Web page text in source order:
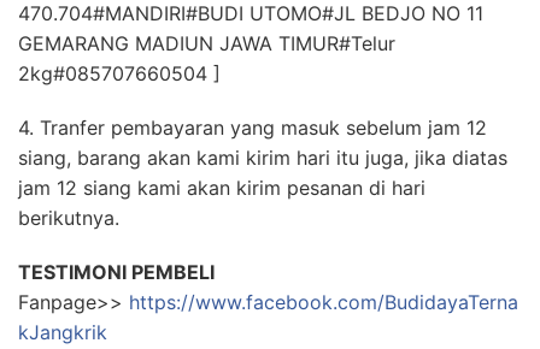
470.704#MANDIRI#BUDI UTOMO#JL BEDJO NO 11
GEMARANG MADIUN JAWA TIMUR#Telur
2kg#085707660504 ]
4. Tranfer pembayaran yang masuk sebelum jam 12
siang, barang akan kami kirim hari itu juga, jika diatas
jam 12 siang kami akan kirim pesanan di hari
berikutnya.
TESTIMONI PEMBELI
Fanpage>> https://www.facebook.com/BudidayaTerna
kJangkrik